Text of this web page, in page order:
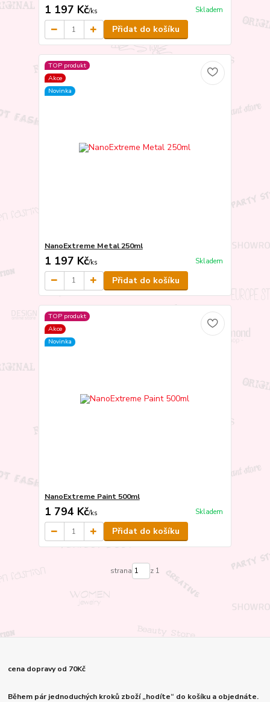
1 197 Kč/ks Skladem
Přidat do košíku
TOP produkt
Akce
Novinka
NanoExtreme Metal 250ml
1 197 Kč/ks Skladem
Přidat do košíku
TOP produkt
Akce
Novinka
NanoExtreme Paint 500ml
1 794 Kč/ks Skladem
Přidat do košíku
strana z 1
cena dopravy od 70Kč
Během pár jednoduchých kroků zboží „hodíte“ do košíku a objednáte.